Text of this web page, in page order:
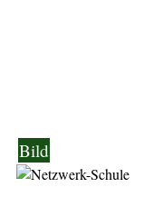
Bild